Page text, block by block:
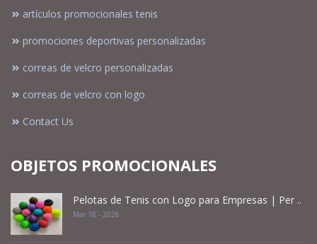
artículos promocionales tenis
promociones deportivas personalizadas
correas de velcro personalizadas
correas de velcro con logo
Contact Us
OBJETOS PROMOCIONALES
Pelotas de Tenis con Logo para Empresas | Per ..
Mar 18 - 2026